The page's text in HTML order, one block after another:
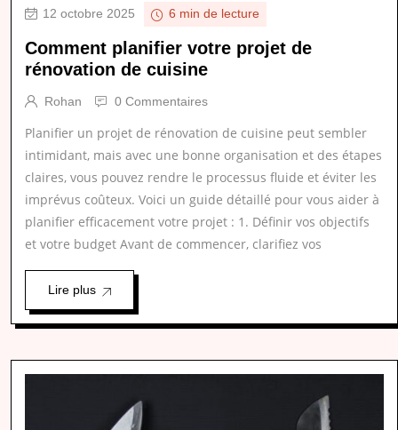
12 octobre 2025 6 min de lecture
Comment planifier votre projet de
rénovation de cuisine
Rohan 0 Commentaires
Planifier un projet de rénovation de cuisine peut sembler
intimidant, mais avec une bonne organisation et des étapes
claires, vous pouvez rendre le processus fluide et éviter les
imprévus coûteux. Voici un guide détaillé pour vous aider à
planifier efficacement votre projet : 1. Définir vos objectifs
et votre budget Avant de commencer, clarifiez vos
Lire plus